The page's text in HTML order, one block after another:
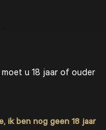
u 18 jaar of ouder
ik ben nog geen 18 jaar